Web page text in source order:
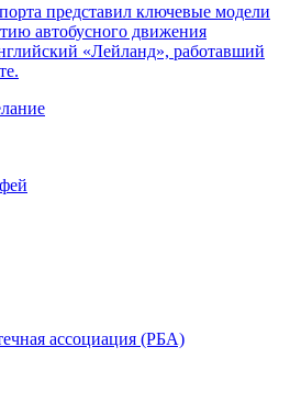
представил ключевые модели
автобусного движения
«Лейланд», работавший
ассоциация (РБА)